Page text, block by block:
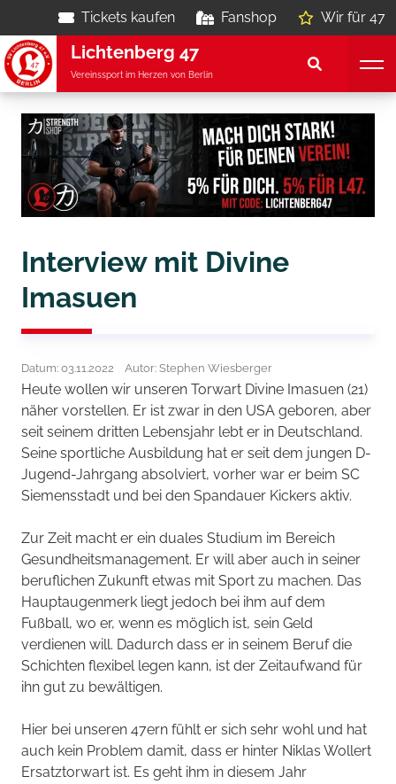
Tickets kaufen Fanshop Wir für 47
Lichtenberg 47
Vereinssport im Herzen von Berlin
Interview mit Divine
Imasuen
Datum: 03.11.2022 Autor: Stephen Wiesberger
Heute wollen wir unseren Torwart Divine Imasuen (21)
näher vorstellen. Er ist zwar in den USA geboren, aber
seit seinem dritten Lebensjahr lebt er in Deutschland.
Seine sportliche Ausbildung hat er seit dem jungen D-
Jugend-Jahrgang absolviert, vorher war er beim SC
Siemensstadt und bei den Spandauer Kickers aktiv.
Zur Zeit macht er ein duales Studium im Bereich
Gesundheitsmanagement. Er will aber auch in seiner
beruflichen Zukunft etwas mit Sport zu machen. Das
Hauptaugenmerk liegt jedoch bei ihm auf dem
Fußball, wo er, wenn es möglich ist, sein Geld
verdienen will. Dadurch dass er in seinem Beruf die
Schichten flexibel legen kann, ist der Zeitaufwand für
ihn gut zu bewältigen.
Hier bei unseren 47ern fühlt er sich sehr wohl und hat
auch kein Problem damit, dass er hinter Niklas Wollert
Ersatztorwart ist. Es geht ihm in diesem Jahr